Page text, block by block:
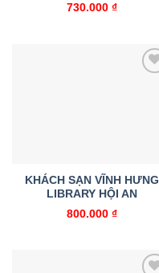
730.000 ₫
KHÁCH SẠN VĨNH HƯNG
LIBRARY HỘI AN
800.000 ₫